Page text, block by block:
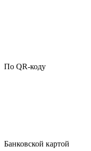
По QR-коду
Банковской картой